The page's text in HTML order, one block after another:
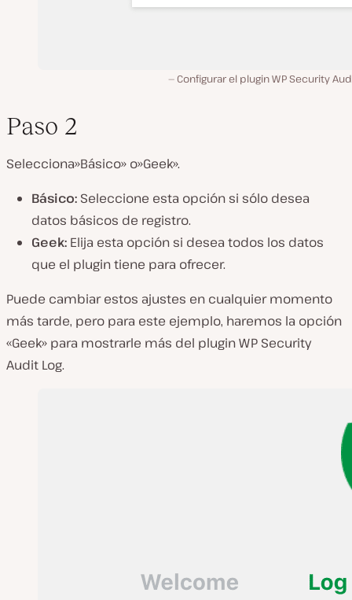
Configurar el plugin WP Security
Paso 2
Selecciona»Básico» o»Geek».
Básico: Seleccione esta opción si sólo desea
datos básicos de registro.
Geek: Elija esta opción si desea todos los datos
que el plugin tiene para ofrecer.
Puede cambiar estos ajustes en cualquier momento
más tarde, pero para este ejemplo, haremos la opción
«Geek» para mostrarle más del plugin WP Security
Audit Log.